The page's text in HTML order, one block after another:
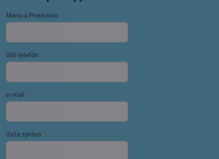
Meno a Priezvisko
Váš telefón
e-mail *
Vaša správa*